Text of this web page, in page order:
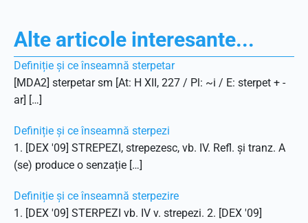
Alte articole interesante...
Definiție și ce înseamnă sterpetar
[MDA2] sterpetar sm [At: H XII, 227 / Pl: ~i / E: sterpet + -
ar] […]
Definiție și ce înseamnă sterpezi
1. [DEX '09] STREPEZI, strepezesc, vb. IV. Refl. și tranz. A
(se) produce o senzație […]
Definiție și ce înseamnă sterpezire
1. [DEX '09] STERPEZI vb. IV v. strepezi. 2. [DEX '09]